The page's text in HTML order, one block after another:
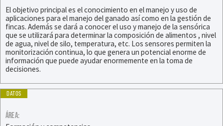
El objetivo principal es el conocimiento en el manejo y uso de
aplicaciones para el manejo del ganado así como en la gestión de
fincas. Además se dará a conocer el uso y manejo de la sensórica
que se utilizará para determinar la composición de alimentos , nivel
de agua, nivel de silo, temperatura, etc. Los sensores permiten la
monitorización continua, lo que genera un potencial enorme de
información que puede ayudar enormemente en la toma de
decisiones.
ÁREA:
DATOS